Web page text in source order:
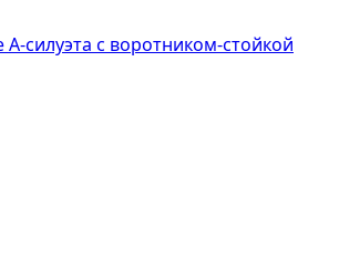
силуэта с воротником-стойкой